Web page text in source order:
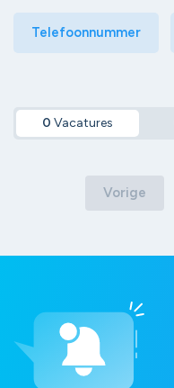
Telefoonnummer
0 Vacatures
Vorige